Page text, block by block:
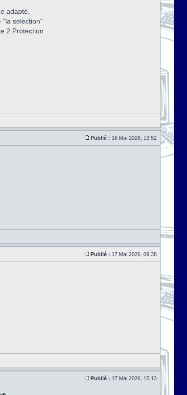
adapté.
"la selection"
2 Protection
Publié : 16 Mai 2026, 13:52
Publié : 17 Mai 2026, 09:38
Publié : 17 Mai 2026, 15:13